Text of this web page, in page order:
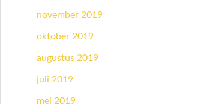
november 2019
oktober 2019
augustus 2019
juli 2019
mei 2019